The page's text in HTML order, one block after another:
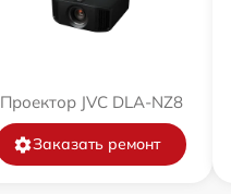
Проектор JVC DLA-NZ8
Заказать ремонт